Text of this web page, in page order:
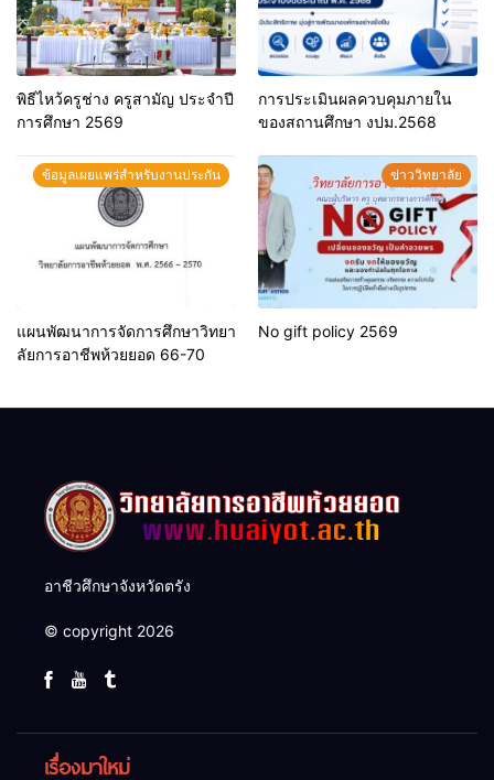
พิธีไหว้ครูช่าง ครูสามัญ ประจำปี
การศึกษา 2569
การประเมินผลควบคุมภายใน
ของสถานศึกษา งปม.2568
ข้อมูลเผยแพร่สำหรับงานประกัน
แผนพัฒนาการจัดการศึกษาวิทยา
ลัยการอาชีพห้วยยอด 66-70
ข่าววิทยาลัย
No gift policy 2569
อาชีวศึกษาจังหวัดตรัง
© copyright 2026
เรื่องมาใหม่